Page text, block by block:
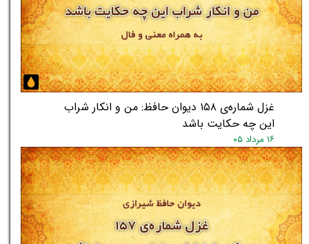
غزل شماره‌ی ۱۵۸ دیوان حافظ: من و انکار شراب
این چه حکایت باشد
۱۶ مرداد ۰۵